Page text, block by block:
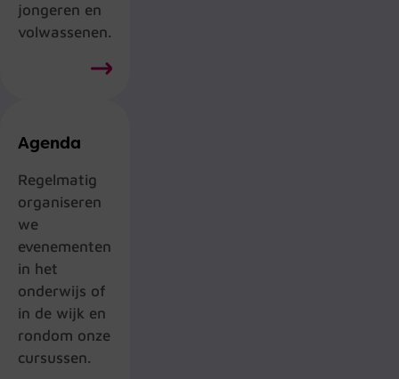
jongeren en
volwassenen.
Agenda
Regelmatig
organiseren
we
evenementen
in het
onderwijs of
in de wijk en
rondom onze
cursussen.